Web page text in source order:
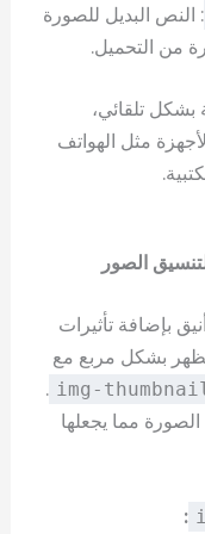
: النص البديل للصورة
من التحميل.
بشكل تلقائي،
مثل الهواتف
الصور
بإضافة تأثيرات
بشكل مربع مع
img-
.
مما يجعلها
: